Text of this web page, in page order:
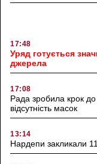
17:48
Уряд готується
джерела
17:08
Рада зробила крок до
відсутність масок
13:14
Нардепи закликали